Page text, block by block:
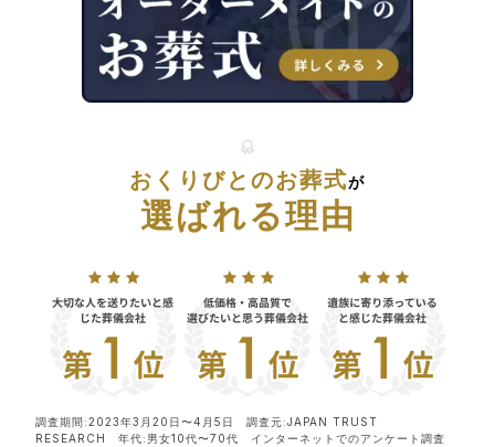
おくりびとのお葬式が
選ばれる理由
調査期間:2023年3月20日〜4月5日 調査元:JAPAN TRUST
RESEARCH 年代:男女10代〜70代 インターネットでのアンケート調査